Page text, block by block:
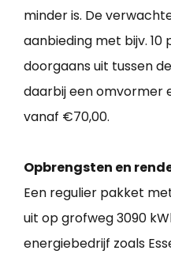
minder is. De
aanbieding met bijv. 10
doorgaans uit tussen
daarbij een omvormer
vanaf €70,00.
Opbrengsten en
Een regulier pakket
uit op grofweg 3090
energiebedrijf zoals